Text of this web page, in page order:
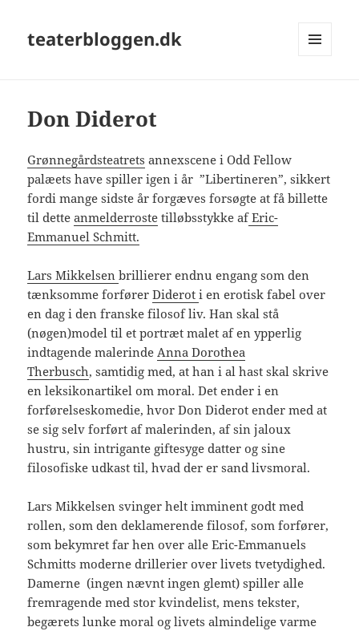
teaterbloggen.dk
Don Diderot
Grønnegårdsteatrets annexscene i Odd Fellow
palæets have spiller igen i år ”Libertineren”, sikkert
fordi mange sidste år forgæves forsøgte at få billette
til detteanmelderroste tilløbsstykke afEric-
Emmanuel Schmitt.
Lars Mikkelsenbrillierer endnu engang som den
tænksomme forførerDideroti en erotisk fabel over
en dag i den franske filosof liv. Han skal stå
(nøgen)model til et portræt malet af en ypperlig
indtagende malerindeAnna Dorothea
Therbusch, samtidig med, at han i al hast skal skrive
en leksikonartikel om moral. Det ender i en
forførelseskomedie, hvor Don Diderot ender med at
se sig selv forført af malerinden, af sin jaloux
hustru, sin intrigante giftesyge datter og sine
filosofiske udkast til, hvad der er sand livsmoral.
Lars Mikkelsen svinger helt imminent godt med
rollen, som den deklamerende filosof, som forfører,
som bekymret far hen over alle Eric-Emmanuels
Schmitts moderne drillerier over livets tvetydighed.
Damerne (ingen nævnt ingen glemt) spiller alle
fremragende med stor kvindelist, mens tekster,
begærets lunke moral og livets almindelige varme